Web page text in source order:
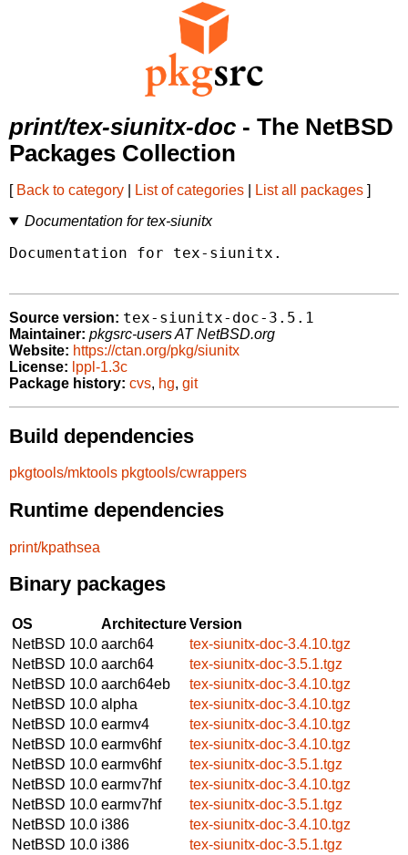
print/tex-siunitx-doc - The NetBSD
Packages Collection
[ Back to category List of categories List all packages ]
Documentation for tex-siunitx
Documentation for tex-siunitx.
Source version: tex-siunitx-doc-3.5.1
Maintainer: pkgsrc-users AT NetBSD.org
Website: https://ctan.org/pkg/siunitx
License: lppl-1.3c
Package history: cvs, hg, git
Build dependencies
pkgtools/mktools pkgtools/cwrappers
Runtime dependencies
print/kpathsea
Binary packages
OS ArchitectureVersion
NetBSD 10.0 aarch64
tex-siunitx-doc-3.4.10.tgz
NetBSD 10.0 aarch64
tex-siunitx-doc-3.5.1.tgz
NetBSD 10.0 aarch64eb
tex-siunitx-doc-3.4.10.tgz
NetBSD 10.0 alpha
tex-siunitx-doc-3.4.10.tgz
NetBSD 10.0 earmv4
tex-siunitx-doc-3.4.10.tgz
NetBSD 10.0 earmv6hf
tex-siunitx-doc-3.4.10.tgz
NetBSD 10.0 earmv6hf
tex-siunitx-doc-3.5.1.tgz
NetBSD 10.0 earmv7hf
tex-siunitx-doc-3.4.10.tgz
NetBSD 10.0 earmv7hf
tex-siunitx-doc-3.5.1.tgz
NetBSD 10.0 i386
tex-siunitx-doc-3.4.10.tgz
NetBSD 10.0 i386
tex-siunitx-doc-3.5.1.tgz